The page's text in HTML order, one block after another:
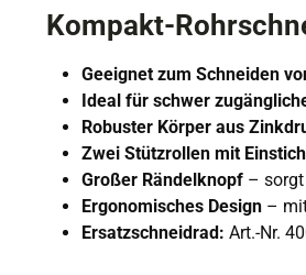
Kompakt-
Geeignet zum Schneiden
Ideal für schwer
Robuster Körper aus
Zwei Stützrollen mit Einstich
Großer Rändelknopf –
Ergonomisches Design –
Ersatzschneidrad: Art.-Nr.